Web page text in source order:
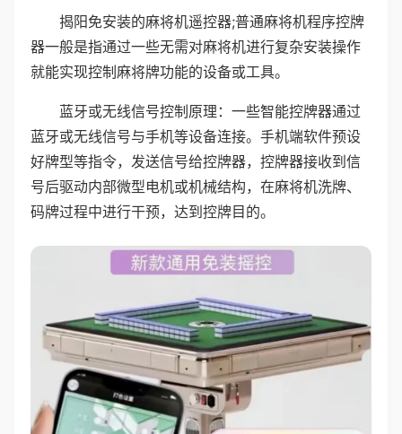
揭阳免安装的麻将机遥控器;普通麻将机程序控牌
器一般是指通过一些无需对麻将机进行复杂安装操作
就能实现控制麻将牌功能的设备或工具。
蓝牙或无线信号控制原理：一些智能控牌器通过
蓝牙或无线信号与手机等设备连接。手机端软件预设
好牌型等指令，发送信号给控牌器，控牌器接收到信
号后驱动内部微型电机或机械结构，在麻将机洗牌、
码牌过程中进行干预，达到控牌目的。